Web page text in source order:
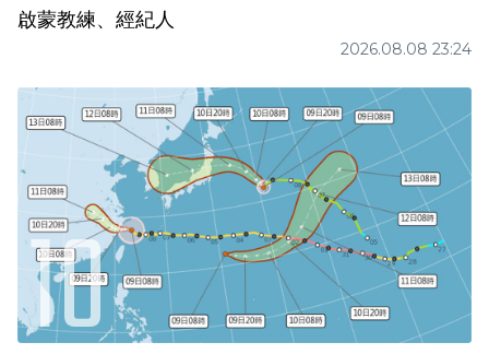
啟蒙教練、經紀人
2026.08.08 23:24